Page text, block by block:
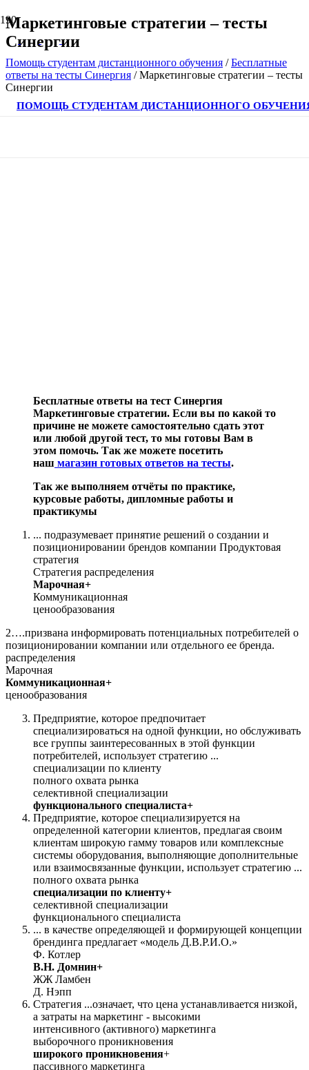
ПОМОЩЬ СТУДЕНТАМ ДИСТАНЦИОННОГО
Маркетинговые стратегии – тесты
Синергии
Помощь студентам дистанционного обучения /Бесплатные
ответы на тесты Синергия /Маркетинговые стратегии – тесты
Синергии
Бесплатные ответы на тест Синергия
Маркетинговые стратегии. Если вы по какой то
причине не можете самостоятельно сдать этот
или любой другой тест, то мы готовы Вам в
этом помочь. Так же можете посетить
наш магазин готовых ответов на тесты.
Так же выполняем отчёты по практике,
курсовые работы, дипломные работы и
практикумы
... подразумевает принятие решений о создании и
позиционировании брендов компании Продуктовая
стратегия
Стратегия распределения
Марочная+
Коммуникационная
ценообразования
2….призвана информировать потенциальных потребителей о
позиционировании компании или отдельного ее бренда.
распределения
Марочная
Коммуникационная+
ценообразования
Предприятие, которое предпочитает
специализироваться на одной функции, но обслуживать
все группы заинтересованных в этой функции
потребителей, использует стратегию ...
специализации по клиенту
полного охвата рынка
селективной специализации
функционального специалиста+
Предприятие, которое специализируется на
определенной категории клиентов, предлагая своим
клиентам широкую гамму товаров или комплексные
системы оборудования, выполняющие дополнительные
или взаимосвязанные функции, использует стратегию ...
полного охвата рынка
специализации по клиенту+
селективной специализации
функционального специалиста
... в качестве определяющей и формирующей концепции
брендинга предлагает «модель Д.В.Р.И.О.»
Ф. Котлер
В.Н. Домнин+
ЖЖ Ламбен
Д. Нэпп
Стратегия ...означает, что цена устанавливается низкой,
а затраты на маркетинг - высокими
интенсивного (активного) маркетинга
выборочного проникновения
широкого проникновения+
пассивного маркетинга